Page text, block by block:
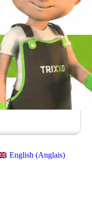
English (Anglais)